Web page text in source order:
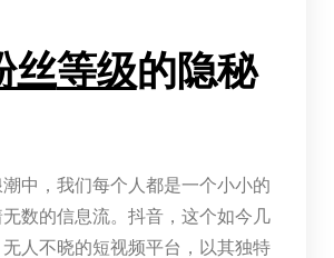
丝等级的隐秘
中，我们每个人都是一个小小的
数的信息流。抖音，这个如今几
人不晓的短视频平台，以其独特